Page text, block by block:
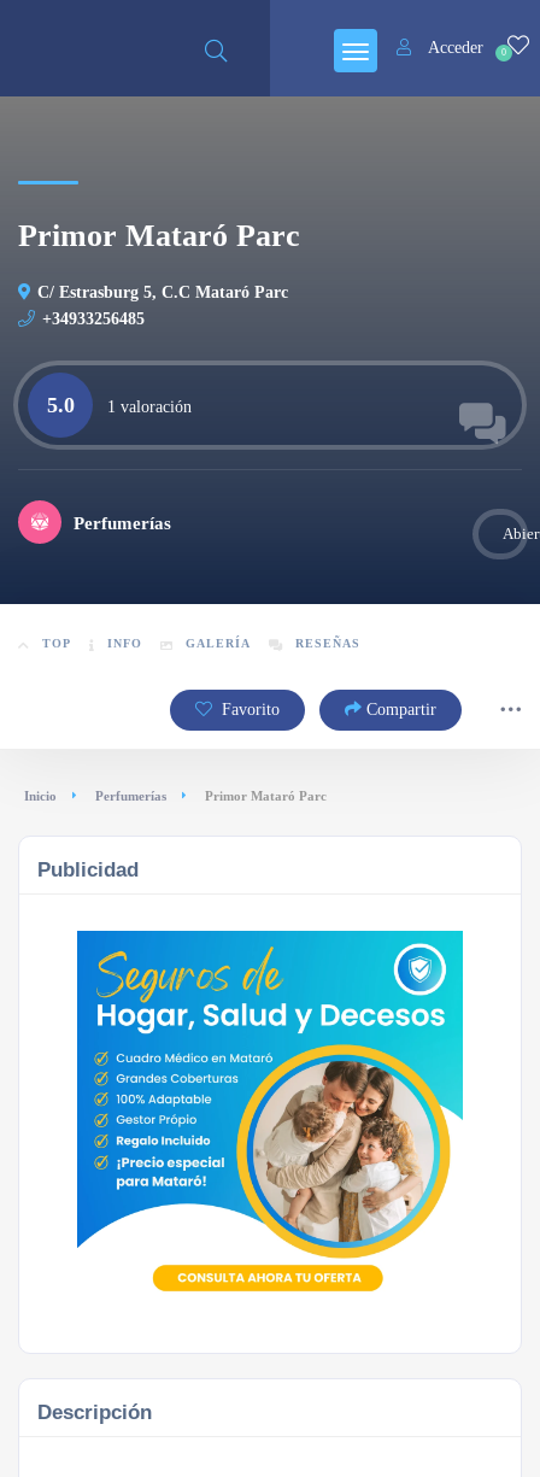
0
Acceder
Primor Mataró Parc
C/ Estrasburg 5, C.C Mataró Parc
+34933256485
5.0 1 valoración
Perfumerías
TOP INFO GALERÍA RESEÑAS
Favorito Compartir
Inicio Perfumerías Primor Mataró Parc
Publicidad
Descripción